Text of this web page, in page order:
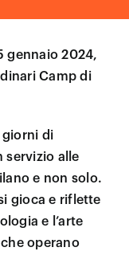
gennaio 2024,
Camp di
giorni di
servizio alle
e non solo.
gioca e riflette
e l’arte
operano